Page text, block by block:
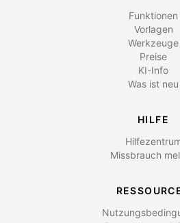
Funktionen
Vorlagen
Werkzeuge
Preise
KI-Info
Was ist neu
HILFE
Missbrauch